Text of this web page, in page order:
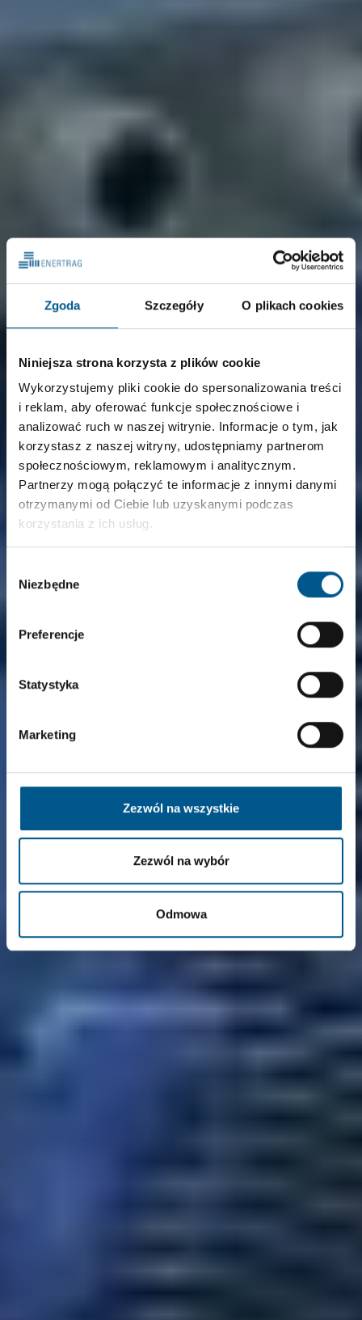
Zgoda Szczegóły O plikach cookies
Niniejsza strona korzysta z plików cookie
Wykorzystujemy pliki cookie do spersonalizowania treści
i reklam, aby oferować funkcje społecznościowe i
analizować ruch w naszej witrynie. Informacje o tym, jak
korzystasz z naszej witryny, udostępniamy partnerom
społecznościowym, reklamowym i analitycznym.
Partnerzy mogą połączyć te informacje z innymi danymi
otrzymanymi od Ciebie lub uzyskanymi podczas
korzystania z ich usług.
zgody
Niezbędne
Preferencje
Statystyka
Marketing
Zezwól na wszystkie
Zezwól na wybór
Odmowa
Grüner Wasserstoff für
Industriepark bei
Magdeburg